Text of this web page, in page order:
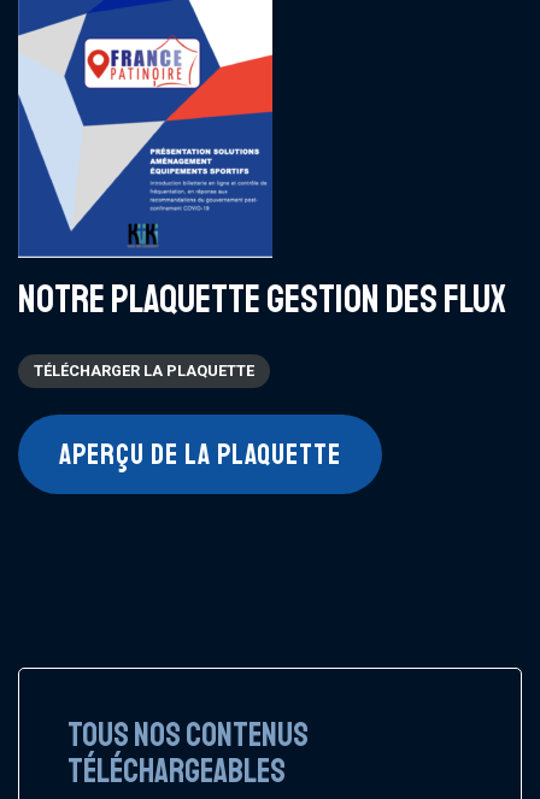
NOTRE PLAQUETTE GESTION DES FLUX
TÉLÉCHARGER LA PLAQUETTE
APERÇU DE LA PLAQUETTE
TOUS NOS CONTENUS
TÉLÉCHARGEABLES